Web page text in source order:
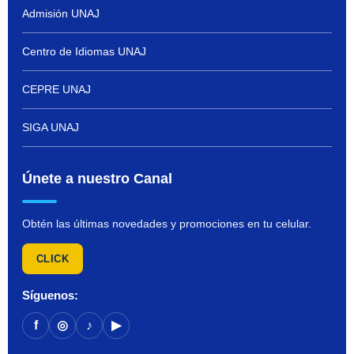
Admisión UNAJ
Centro de Idiomas UNAJ
CEPRE UNAJ
SIGA UNAJ
Únete a nuestro Canal
Obtén las últimas novedades y promociones en tu celular.
CLICK
Síguenos:
f ◎ ♪ ▶